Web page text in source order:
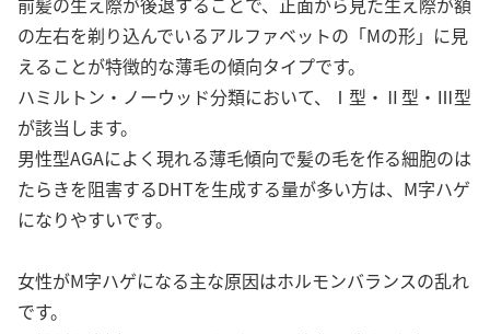
の左右を剃り込んでいるアルファベットの「Mの形」に見
えることが特徴的な薄毛の傾向タイプです。
ハミルトン・ノーウッド分類において、Ⅰ型・Ⅱ型・Ⅲ型
が該当します。
男性型AGAによく現れる薄毛傾向で髪の毛を作る細胞のは
たらきを阻害するDHTを生成する量が多い方は、M字ハゲ
になりやすいです。
女性がM字ハゲになる主な原因はホルモンバランスの乱れ
です。